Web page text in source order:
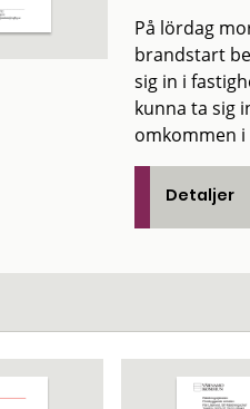
På lördag
brandstart
sig in i
kunna ta sig
omkommen
Detaljer